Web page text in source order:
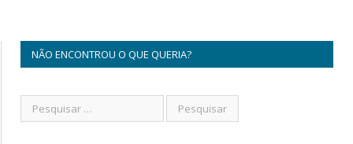
NÃO ENCONTROU O QUE QUERIA?